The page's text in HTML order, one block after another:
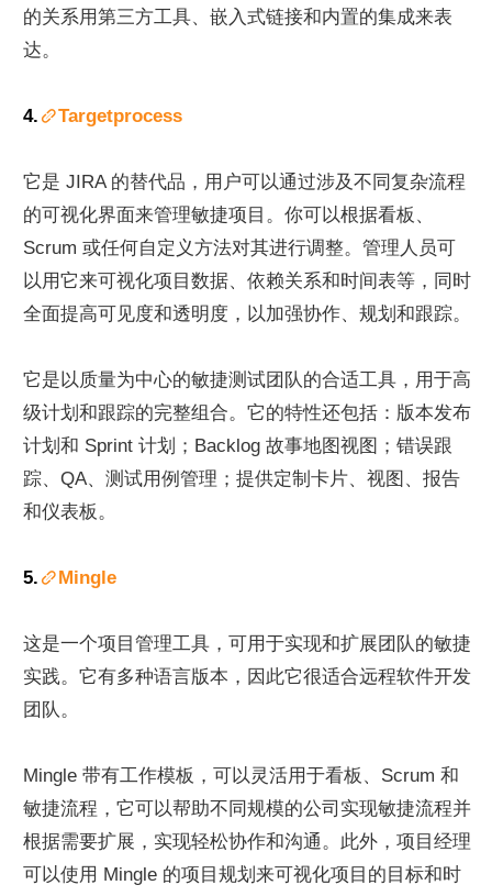
的关系用第三方工具、嵌入式链接和内置的集成来表
达。
4. Targetprocess
它是 JIRA 的替代品，用户可以通过涉及不同复杂流程
的可视化界面来管理敏捷项目。你可以根据看板、
Scrum 或任何自定义方法对其进行调整。管理人员可
以用它来可视化项目数据、依赖关系和时间表等，同时
全面提高可见度和透明度，以加强协作、规划和跟踪。
它是以质量为中心的敏捷测试团队的合适工具，用于高
级计划和跟踪的完整组合。它的特性还包括：版本发布
计划和 Sprint 计划；Backlog 故事地图视图；错误跟
踪、QA、测试用例管理；提供定制卡片、视图、报告
和仪表板。
5. Mingle
这是一个项目管理工具，可用于实现和扩展团队的敏捷
实践。它有多种语言版本，因此它很适合远程软件开发
团队。
Mingle 带有工作模板，可以灵活用于看板、Scrum 和
敏捷流程，它可以帮助不同规模的公司实现敏捷流程并
根据需要扩展，实现轻松协作和沟通。此外，项目经理
可以使用 Mingle 的项目规划来可视化项目的目标和时